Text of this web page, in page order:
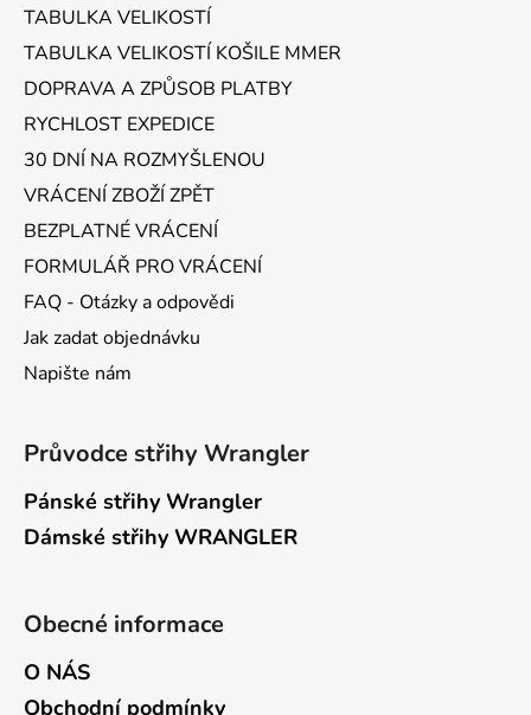
k
y
v
p
TABULKA VELIKOSTÍ
TABULKA VELIKOSTÍ KOŠILE MMER
DOPRAVA A ZPŮSOB PLATBY
RYCHLOST EXPEDICE
30 DNÍ NA ROZMYŠLENOU
VRÁCENÍ ZBOŽÍ ZPĚT
BEZPLATNÉ VRÁCENÍ
FORMULÁŘ PRO VRÁCENÍ
FAQ - Otázky a odpovědi
Jak zadat objednávku
Napište nám
Průvodce střihy Wrangler
Pánské střihy Wrangler
Dámské střihy WRANGLER
Obecné informace
O NÁS
Obchodní podmínky